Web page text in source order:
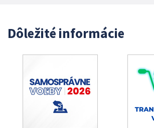
Dôležité informácie